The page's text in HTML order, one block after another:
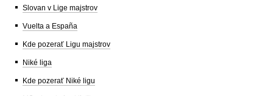
Slovan v Lige majstrov
Vuelta a España
Kde pozerať Ligu majstrov
Niké liga
Kde pozerať Niké ligu